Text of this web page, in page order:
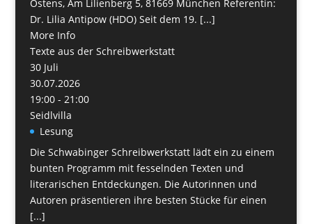
Ostens, Am Lilienberg 5, 81669 München Referentin:
Dr. Lilia Antipow (HDO) Seit dem 19. [...]
More Info
Texte aus der Schreibwerkstatt
30 Juli
30.07.2026
19:00 - 21:00
Seidlvilla
Lesung
Die Schwabinger Schreibwerkstatt lädt ein zu einem
bunten Programm mit fesselnden Texten und
literarischen Entdeckungen. Die Autorinnen und
Autoren präsentieren ihre besten Stücke für einen
[...]